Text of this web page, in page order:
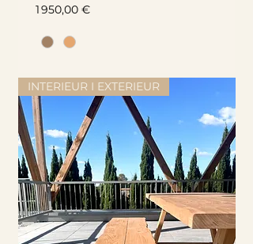
Prix
1 950,00 €
INTERIEUR I EXTERIEUR